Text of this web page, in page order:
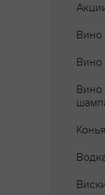
Вино
Вино
Вино